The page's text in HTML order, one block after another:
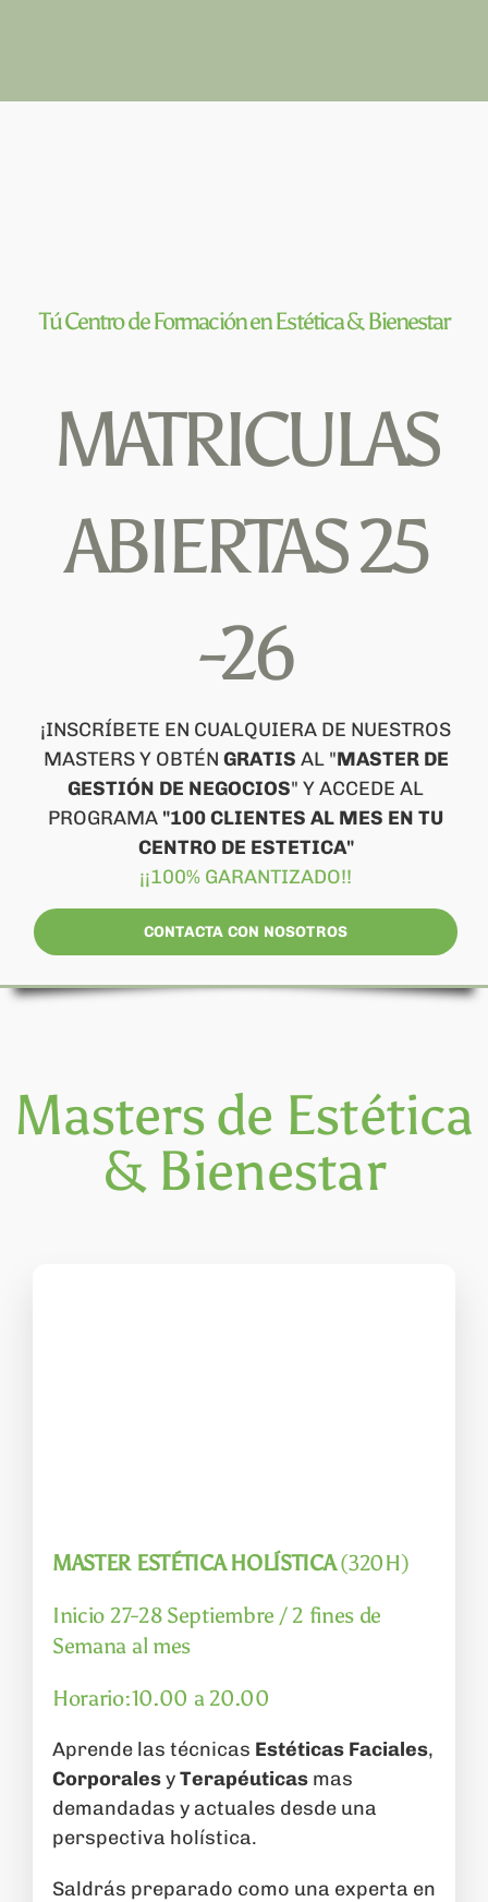
CONTACTO
Carrito
Tú Centro de Formación enEstética & Bienestar
MATRICULAS
ABIERTAS 25
-26
¡INSCRÍBETE EN CUALQUIERA DE NUESTROS
MASTERS Y OBTÉN GRATIS AL "MASTER DE
GESTIÓN DE NEGOCIOS" Y ACCEDE AL
PROGRAMA "100 CLIENTES AL MES EN TU
CENTRO DE ESTETICA"
¡¡100% GARANTIZADO!!
CONTACTA CON NOSOTROS
Masters de Estética
& Bienestar
MASTER ESTÉTICA HOLÍSTICA(320H)
Inicio 27-28 Septiembre / 2 fines de
Semana al mes
Horario:10.00 a 20.00
Aprende las técnicas Estéticas Faciales,
CorporalesyTerapéuticas mas
demandadas y actuales desde una
perspectiva holística.
Saldrás preparado como una experta en